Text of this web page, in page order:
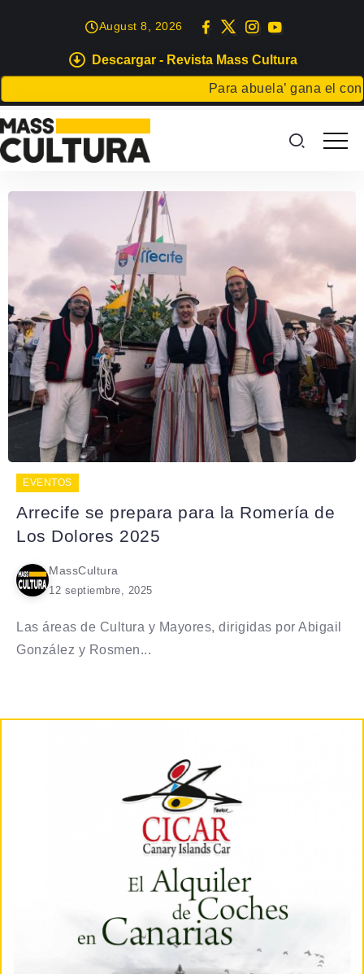
Descargar - Revista Mass Cultura
Para abuela’ gana el
August 8, 2026
EVENTOS
Arrecife se prepara para la Romería de
Los Dolores 2025
MassCultura
12 septiembre, 2025
Las áreas de Cultura y Mayores, dirigidas por Abigail
González y Rosmen...